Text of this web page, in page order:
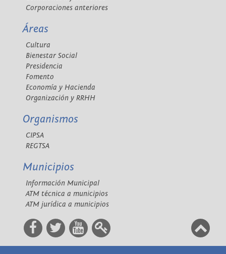
Corporaciones anteriores
Áreas
Cultura
Bienestar Social
Presidencia
Fomento
Economía y Hacienda
Organización y RRHH
Organismos
CIPSA
REGTSA
Municipios
Información Municipal
ATM técnica a municipios
ATM jurídica a municipios